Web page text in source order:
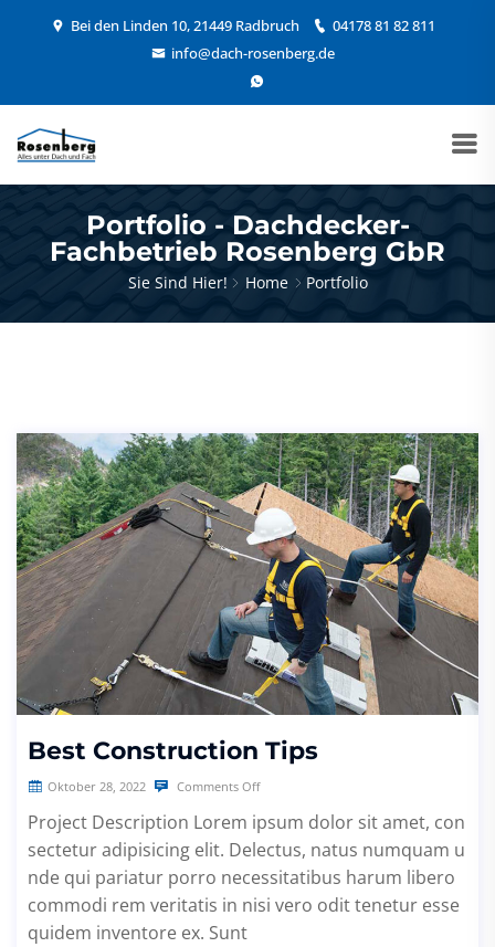
Bei den Linden 10, 21449 Radbruch
04178 81 82 811
info@dach-rosenberg.de
Portfolio - Dachdecker-
Fachbetrieb Rosenberg GbR
Sie Sind Hier! Home Portfolio
Best Construction Tips
Oktober 28, 2022 Comments Off
Project Description Lorem ipsum dolor sit amet, con
sectetur adipisicing elit. Delectus, natus numquam u
nde qui pariatur porro necessitatibus harum libero
commodi rem veritatis in nisi vero odit tenetur esse
quidem inventore ex. Sunt